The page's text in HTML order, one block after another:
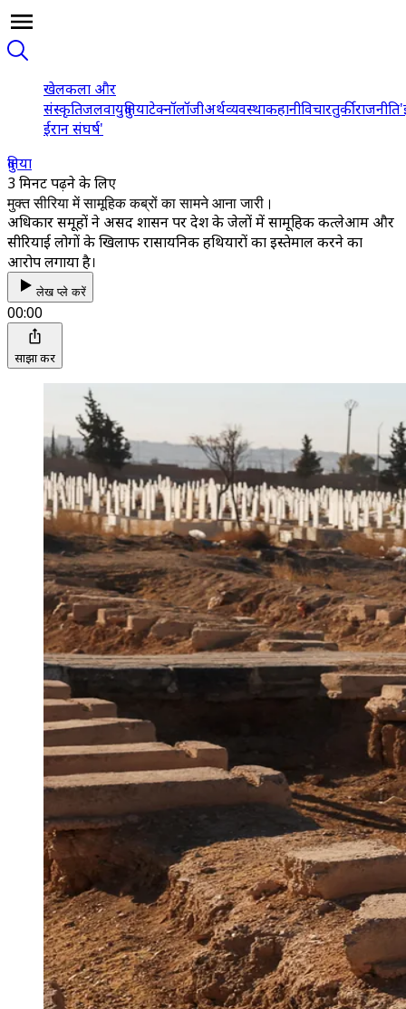
खेलकला और
संस्कृतिजलवायुदुनियाटेक्नॉलॉजीअर्थव्यवस्थाकहानीविचारतुर्कीराजनीति
ईरान संघर्ष'
दुनिया
3 मिनट पढ़ने के लिए
मुक्त सीरिया में सामूहिक कब्रों का सामने आना जारी।
अधिकार समूहों ने असद शासन पर देश के जेलों में सामूहिक कत्लेआम और
सीरियाई लोगों के खिलाफ रासायनिक हथियारों का इस्तेमाल करने का
आरोप लगाया है।
लेख प्ले करें
00:00
साझा करें